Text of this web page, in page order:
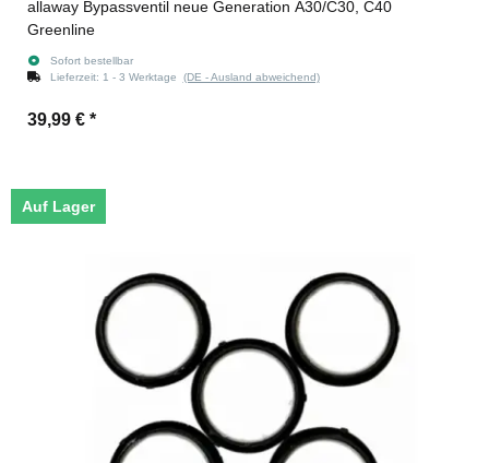
allaway Bypassventil neue Generation A30/C30, C40
Greenline
Sofort bestellbar
Lieferzeit: 1 - 3 Werktage (DE - Ausland abweichend)
39,99 € *
Auf Lager